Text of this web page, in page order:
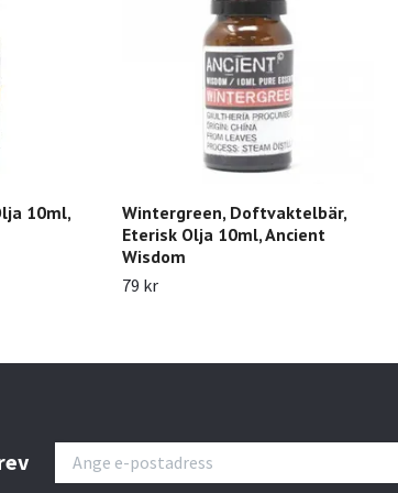
10ml,
Wintergreen, Doftvaktelbär,
Eterisk Olja 10ml, Ancient
Wisdom
79 kr